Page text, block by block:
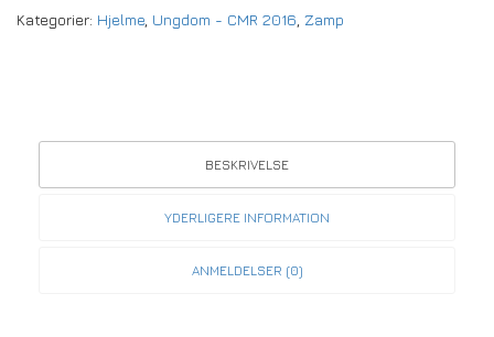
Kategorier: Hjelme, Ungdom - CMR 2016 Zamp
BESKRIVELSE
YDERLIGERE INFORMATION
ANMELDELSER (0)